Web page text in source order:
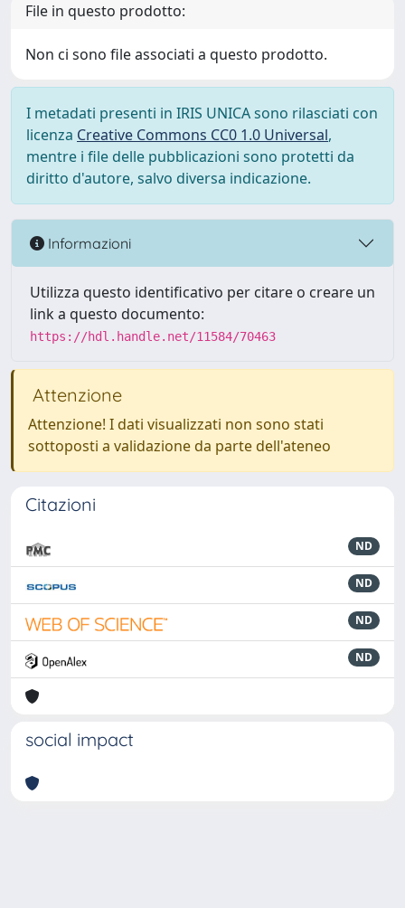
File in questo prodotto:
Non ci sono file associati a questo prodotto.
I metadati presenti in IRIS UNICA sono rilasciati con
licenza Creative Commons CC0 1.0 Universal,
mentre i file delle pubblicazioni sono protetti da
diritto d'autore, salvo diversa indicazione.
Informazioni
Utilizza questo identificativo per citare o creare un
link a questo documento:
https://hdl.handle.net/11584/70463
Attenzione
Attenzione! I dati visualizzati non sono stati
sottoposti a validazione da parte dell'ateneo
Citazioni
ND
ND
ND
ND
social impact